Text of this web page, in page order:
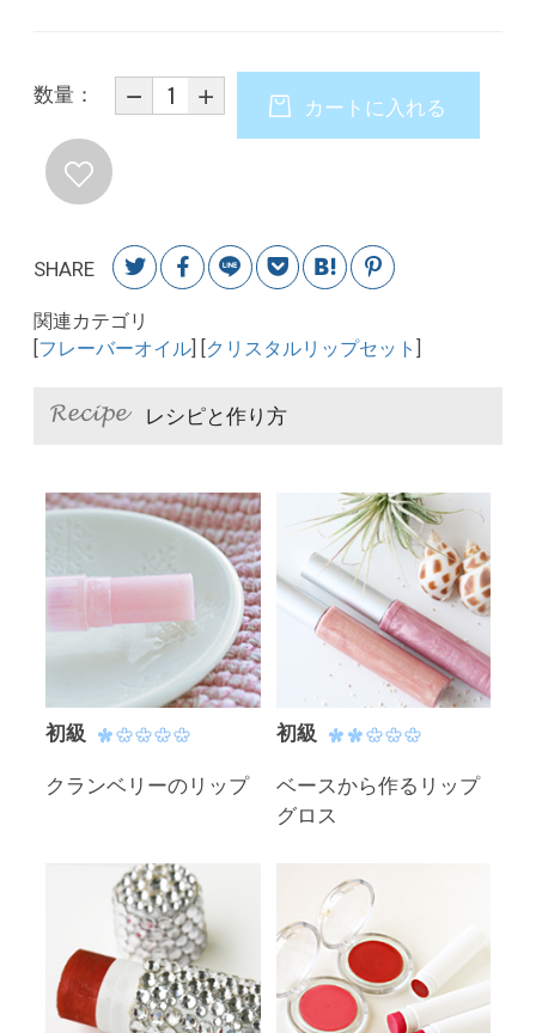
数量：
カートに入れる
SHARE
関連カテゴリ
フレーバーオイル クリスタルリップセット
レシピと作り方
初級
クランベリーのリップ
初級
ベースから作るリップ
グロス